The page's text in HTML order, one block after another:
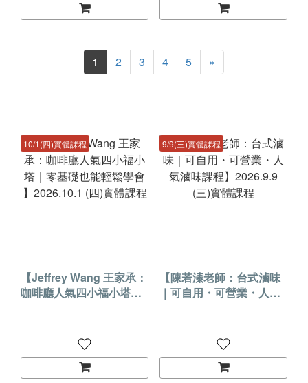
1 2 3 4 5 »
10/1(四)實體課程
【Jeffrey Wang 王家承：
咖啡廳人氣四小福小塔｜
9/9(三)實體課程
【陳若溱老師：台式滷味
｜可自用・可營業・人氣